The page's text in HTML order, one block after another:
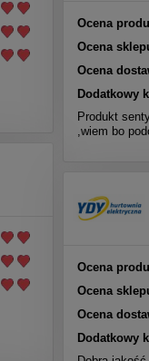
Ocena
Ocena
Ocena
Dodatkowy
Produkt
,wiem bo
Ocena
Ocena
Ocena
Dodatkowy